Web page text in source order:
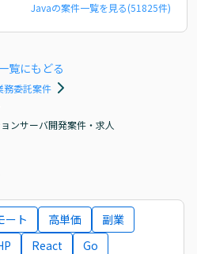
Javaの案件一覧を見る(51825件)
覧にもどる
務委託案件
ンサーバ開発案件・求人
ート 高単価
副業
React
Go